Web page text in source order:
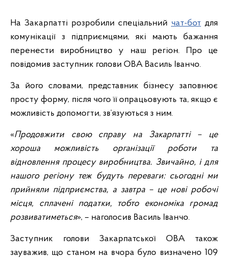
На Закарпатті розробили спеціальний чат-бот для
комунікації з підприємцями, які мають бажання
перенести виробництво у наш регіон. Про це
повідомив заступник голови ОВА Василь Іванчо.
За його словами, представник бізнесу заповнює
просту форму, після чого її опрацьовують та, якщо є
можливість допомогти, зв’язуються з ним.
«Продовжити свою справу на Закарпатті – це
хороша можливість організації роботи та
відновлення процесу виробництва. Звичайно, і для
нашого регіону теж будуть переваги: сьогодні ми
прийняли підприємства, а завтра – це нові робочі
місця, сплачені податки, тобто економіка громад
розвиватиметься», – наголосив Василь Іванчо.
Заступник голови Закарпатської ОВА також
зауважив, що станом на вчора було визначено 109